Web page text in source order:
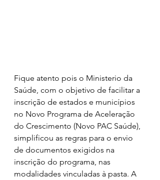
Fique atento pois o Ministerio da
Saúde, com o objetivo de facilitar a
inscrição de estados e municípios
no Novo Programa de Aceleração
do Crescimento (Novo PAC Saúde),
simplificou as regras para o envio
de documentos exigidos na
inscrição do programa, nas
modalidades vinculadas à pasta. A